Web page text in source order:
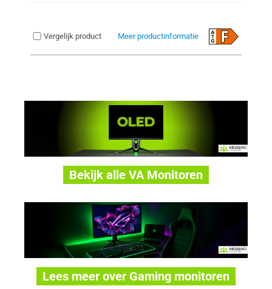
Vergelijk product Meer productinformatie
Bekijk alle VA Monitoren
Lees meer over Gaming monitoren